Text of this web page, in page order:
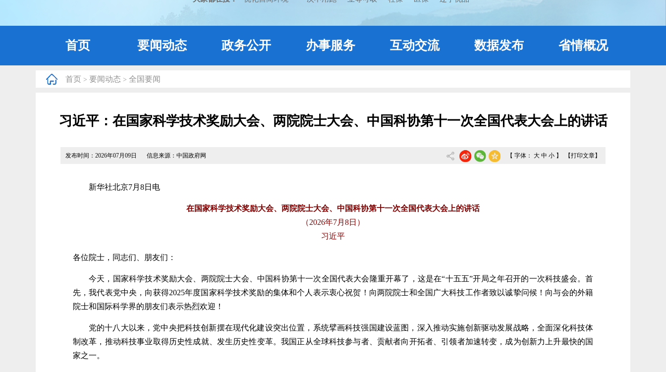
首页 要闻动态 政务公开 办事服务 互动交流 数据发布 省情概况
首页 > 要闻动态 > 全国要闻
习近平：在国家科学技术奖励大会、两院院士大会、中国科协第十一次全国代表大会上的讲话
发布时间：2026年07月09日 信息来源：中国政府网 【 字体： 大 中 小 】 【打印文章】
新华社北京7月8日电
在国家科学技术奖励大会、两院院士大会、中国科协第十一次全国代表大会上的讲话
（2026年7月8日）
习近平
各位院士，同志们、朋友们：
今天，国家科学技术奖励大会、两院院士大会、中国科协第十一次全国代表大会隆重开幕了，这是在“十五五”开局之年召开的一次科技盛会。首
先，我代表党中央，向获得2025年度国家科学技术奖励的集体和个人表示衷心祝贺！向两院院士和全国广大科技工作者致以诚挚问候！向与会的外籍
院士和国际科学界的朋友们表示热烈欢迎！
党的十八大以来，党中央把科技创新摆在现代化建设突出位置，系统擘画科技强国建设蓝图，深入推动实施创新驱动发展战略，全面深化科技体
制改革，推动科技事业取得历史性成就、发生历史性变革。我国正从全球科技参与者、贡献者向开拓者、引领者加速转变，成为创新力上升最快的国
家之一。